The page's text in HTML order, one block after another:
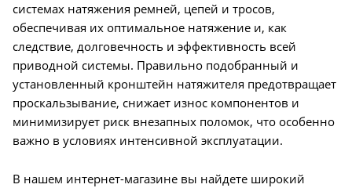
системах натяжения ремней, цепей и тросов,
обеспечивая их оптимальное натяжение и, как
следствие, долговечность и эффективность всей
приводной системы. Правильно подобранный и
установленный кронштейн натяжителя предотвращает
проскальзывание, снижает износ компонентов и
минимизирует риск внезапных поломок, что особенно
важно в условиях интенсивной эксплуатации.
В нашем интернет-магазине вы найдете широкий